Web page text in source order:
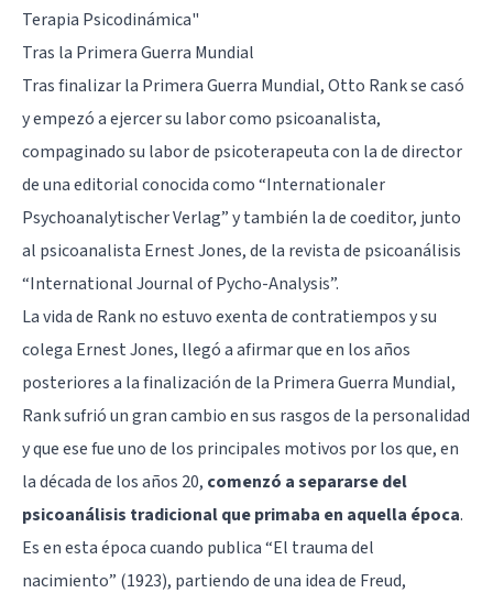
Terapia Psicodinámica"
Tras la Primera Guerra Mundial
Tras finalizar la Primera Guerra Mundial, Otto Rank se casó
y empezó a ejercer su labor como psicoanalista,
compaginado su labor de psicoterapeuta con la de director
de una editorial conocida como “Internationaler
Psychoanalytischer Verlag” y también la de coeditor, junto
al psicoanalista Ernest Jones, de la revista de psicoanálisis
“International Journal of Pycho-Analysis”.
La vida de Rank no estuvo exenta de contratiempos y su
colega Ernest Jones, llegó a afirmar que en los años
posteriores a la finalización de la Primera Guerra Mundial,
Rank sufrió un gran cambio en sus rasgos de la personalidad
y que ese fue uno de los principales motivos por los que, en
la década de los años 20, comenzó a separarse del
psicoanálisis tradicional que primaba en aquella época.
Es en esta época cuando publica “El trauma del
nacimiento” (1923), partiendo de una idea de Freud,